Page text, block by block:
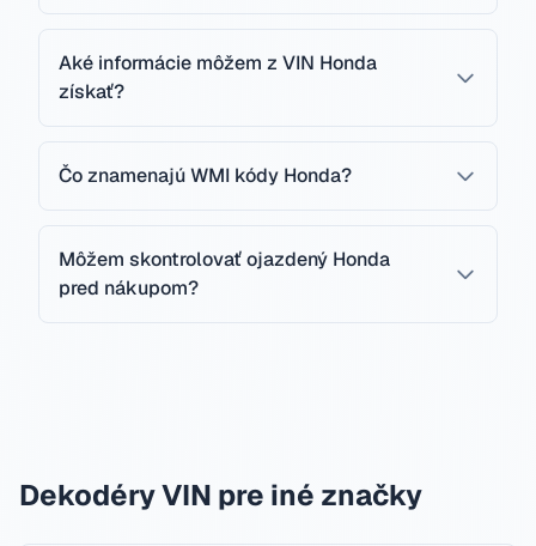
Aké informácie môžem z VIN Honda
získať?
Čo znamenajú WMI kódy Honda?
Môžem skontrolovať ojazdený Honda
pred nákupom?
Dekodéry VIN pre iné značky